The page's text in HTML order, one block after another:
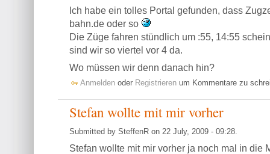
Ich habe ein tolles Portal gefunden, dass
bahn.de oder so
Die Züge fahren stündlich um :55, 14:55
sind wir so viertel vor 4 da.
Wo müssen wir denn danach hin?
Anmelden oder Registrieren um Kommentare zu
Stefan wollte mit mir vorher
Submitted by SteffenR on 22 July, 2009 - 09:28.
Stefan wollte mit mir vorher ja noch mal in die